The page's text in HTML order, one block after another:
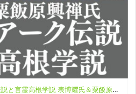
VOL４：剣山アーク伝説と言霊高根学説 表博耀氏＆粟飯原興禅氏 誰も知らない日本の叡智オンライン配信part６in阿波徳島編